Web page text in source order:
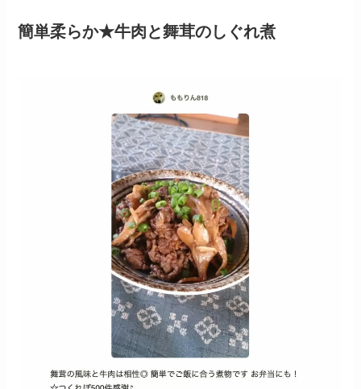
簡単柔らか★牛肉と舞茸のしぐれ煮